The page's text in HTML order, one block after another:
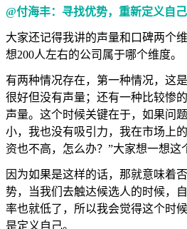
@付海丰：寻找优势，重新定义自己
大家还记得我讲的声量和口碑两个
想200人左右的公司属于哪个维度。
有两种情况存在，第一种情况，这
很好但没有声量；还有一种比较惨
声量。这个时候关键在于，如果问
小，我也没有吸引力，我在市场上
资也不高，怎么办？”大家想一想这
因为如果是这样的话，那就意味着
势，当我们去触达候选人的时候，
率也就低了，所以我会觉得这个时
是定义自己。